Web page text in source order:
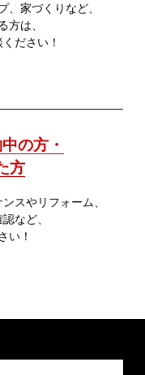
、家づくりなど、
方は、
ださい！
の方・
方
スやリフォーム、
など、
い！